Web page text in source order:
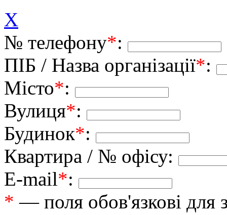
X
№ телефону*:
ПІБ / Назва організації*:
Місто*:
Вулиця*:
Будинок*:
Квартира / № офісу:
E-mail*:
* — поля обов'язкові для